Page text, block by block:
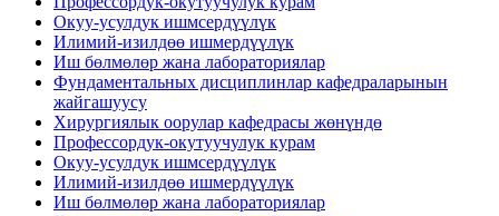
Окуу-усулдук ишмсердүүлүк
Илимий-изилдөө ишмердүүлүк
Иш бөлмөлөр жана лабораториялар
Фундаментальных дисциплинлар кафедраларынын
жайгашуусу
Хирургиялык оорулар кафедрасы жөнүндө
Профессордук-окутуучулук курам
Окуу-усулдук ишмсердүүлүк
Илимий-изилдөө ишмердүүлүк
Иш бөлмөлөр жана лабораториялар